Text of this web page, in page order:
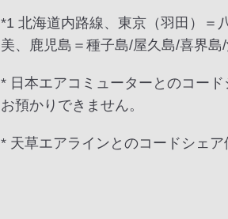
*1 北海道内路線、東京（羽田）＝
美、鹿児島＝種子島/屋久島/喜界
* 日本エアコミューターとのコー
お預かりできません。
* 天草エアラインとのコードシェ